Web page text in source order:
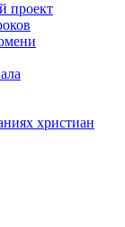
проект
христиан